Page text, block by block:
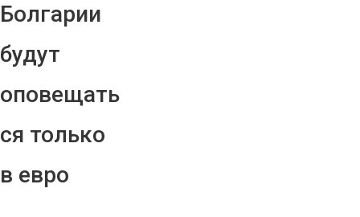
Болгарии
будут
оповещать
ся только
в евро